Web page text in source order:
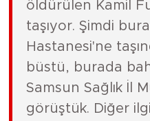
öldürülen Kamil
taşıyor. Şimdi
Hastanesi'ne
büstü, burada
Samsun Sağlık İl
görüştük. Diğer